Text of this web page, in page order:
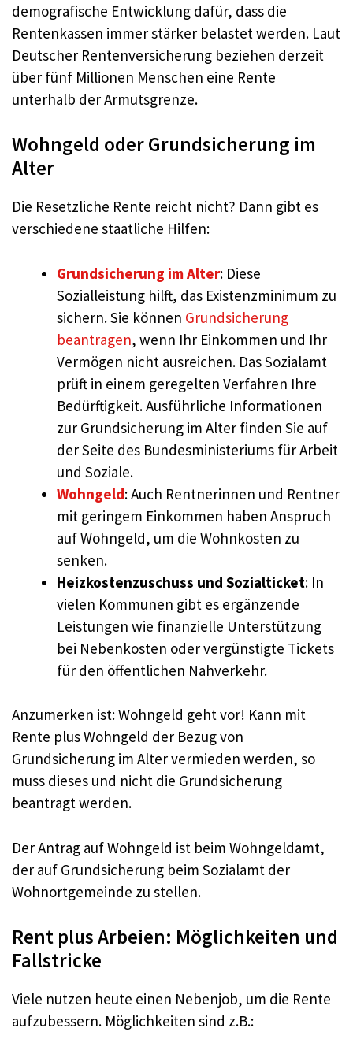
demografische Entwicklung dafür, dass die
Rentenkassen immer stärker belastet werden. Laut
Deutscher Rentenversicherung beziehen derzeit
über fünf Millionen Menschen eine Rente
unterhalb der Armutsgrenze.
Wohngeld oder Grundsicherung im
Alter
Die Resetzliche Rente reicht nicht? Dann gibt es
verschiedene staatliche Hilfen:
Grundsicherung im Alter: Diese
Sozialleistung hilft, das Existenzminimum zu
sichern. Sie können Grundsicherung
beantragen, wenn Ihr Einkommen und Ihr
Vermögen nicht ausreichen. Das Sozialamt
prüft in einem geregelten Verfahren Ihre
Bedürftigkeit. Ausführliche Informationen
zur Grundsicherung im Alter finden Sie auf
der Seite des Bundesministeriums für Arbeit
und Soziale.
Wohngeld: Auch Rentnerinnen und Rentner
mit geringem Einkommen haben Anspruch
auf Wohngeld, um die Wohnkosten zu
senken.
Heizkostenzuschuss und Sozialticket: In
vielen Kommunen gibt es ergänzende
Leistungen wie finanzielle Unterstützung
bei Nebenkosten oder vergünstigte Tickets
für den öffentlichen Nahverkehr.
Anzumerken ist: Wohngeld geht vor! Kann mit
Rente plus Wohngeld der Bezug von
Grundsicherung im Alter vermieden werden, so
muss dieses und nicht die Grundsicherung
beantragt werden.
Der Antrag auf Wohngeld ist beim Wohngeldamt,
der auf Grundsicherung beim Sozialamt der
Wohnortgemeinde zu stellen.
Rent plus Arbeien: Möglichkeiten und
Fallstricke
Viele nutzen heute einen Nebenjob, um die Rente
aufzubessern. Möglichkeiten sind z.B.: